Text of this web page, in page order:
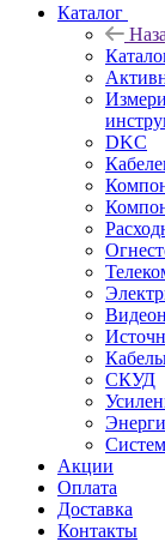
Каталог
DKC
СКУД
Акции
Оплата
Доставка
Контакты